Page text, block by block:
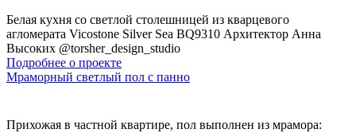
Белая кухня со светлой столешницей из кварцевого
агломерата Vicostone Silver Sea BQ9310 Архитектор Анна
Высоких @torsher_design_studio
Подробнее о проекте
Мраморный светлый пол с панно
Прихожая в частной квартире, пол выполнен из мрамора: